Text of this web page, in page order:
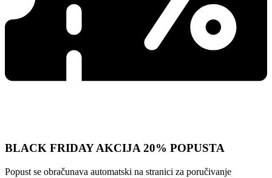
BLACK FRIDAY AKCIJA 20% POPUSTA
Popust se obračunava automatski na stranici za poručivanje